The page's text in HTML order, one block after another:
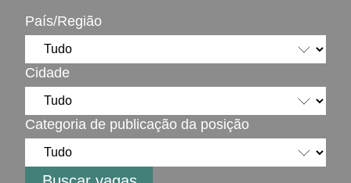
País/Região
Cidade
Categoria de publicação da posição